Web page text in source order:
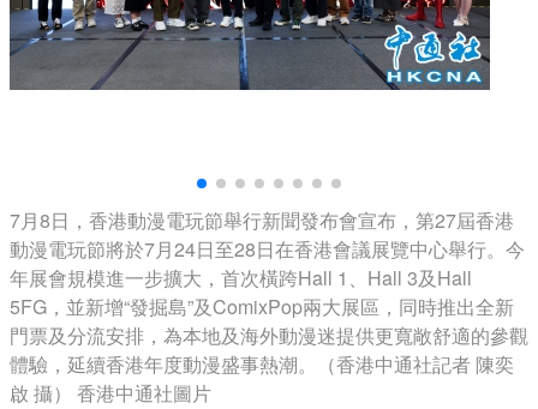
7月8日，香港動漫電玩節舉行新聞發布會宣布，第27屆香港
動漫電玩節將於7月24日至28日在香港會議展覽中心舉行。今
年展會規模進一步擴大，首次橫跨Hall 1、Hall 3及Hall
5FG，並新增“發掘島”及ComixPop兩大展區，同時推出全新
門票及分流安排，為本地及海外動漫迷提供更寬敞舒適的參觀
體驗，延續香港年度動漫盛事熱潮。（香港中通社記者 陳奕
啟 攝） 香港中通社圖片